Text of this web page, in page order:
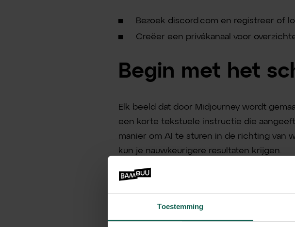
Toestemming
Bezoek discord.com en registreer of
Creëer een privékanaal voor
Begin met het
Elk beeld dat door Midjourney wordt
een korte tekstuele instructie die
manier om AI te sturen in de richting van
kun je nauwkeurigere resultaten krijgen.
of a sports car.”